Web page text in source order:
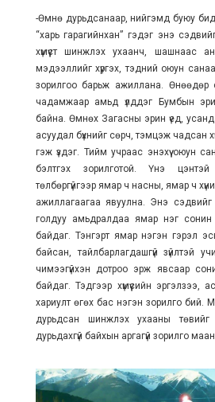
-Өмнө дурьдсанаар, нийгэмд буюу
“харь гарагийнхан” гэдэг энэ
хүмүүст шинжлэх ухаанч, шашнаас
мэдээллийг хүргэх, тэдний оюун
зорилгоо барьж ажиллана.
чадамжаар амьд үлддэг Бумбын
байна. Өмнөх Загасны эрин үед,
асуудал бүхнийг сөрч, тэмцэж чадсан
гэж үздэг. Тийм учраас энэхүү оюун
бэлтгэх зорилготой. Үнэ
төлбөргүйгээр ямар ч насны, ямар ч
ажиллагаагаа явуулна. Энэ сэдвийг
голдуу амьдралдаа ямар нэг сонин
байдаг. Тэнгэрт ямар нэгэн гэрэл
байсан, тайлбарлагдашгүй зүйлтэй
чимээгүйхэн дотроо эрж явсаар
байдаг. Тэдгээр хүмүүсийн эргэлзээ,
хариулт өгөх бас нэгэн зорилго бий.
дурьдсан шинжлэх ухааны
дурьдахгүй байхын аргагүй зорилго